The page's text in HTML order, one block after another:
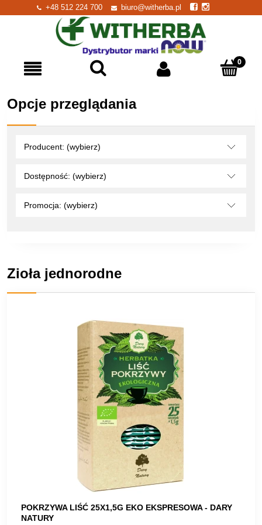
+48 512 224 700 biuro@witherba.pl
Opcje przeglądania
Producent: (wybierz)
Dostępność: (wybierz)
Promocja: (wybierz)
Zioła jednorodne
POKRZYWA LIŚĆ 25X1,5G EKO EKSPRESOWA - DARY
NATURY